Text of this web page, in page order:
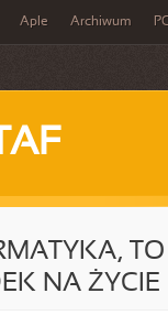
Aple Archiwum
NA ŻYCIE